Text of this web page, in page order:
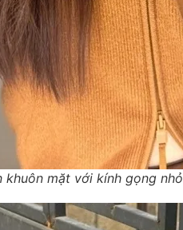
mặt với kính gọng nhỏ